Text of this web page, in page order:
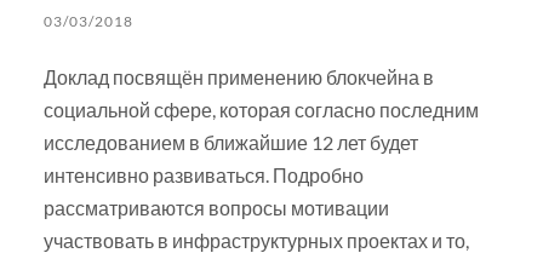
03/03/2018
Доклад посвящён применению блокчейна в
социальной сфере, которая согласно последним
исследованием в ближайшие 12 лет будет
интенсивно развиваться. Подробно
рассматриваются вопросы мотивации
участвовать в инфраструктурных проектах и то,